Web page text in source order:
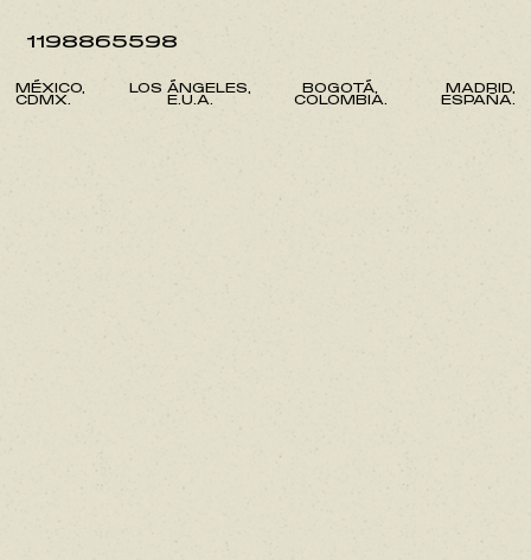
1198865598
MÉXICO,
CDMX.
LOS ÁNGELES,
E.U.A.
BOGOTÁ,
COLOMBIA.
MADRID,
ESPAÑA.